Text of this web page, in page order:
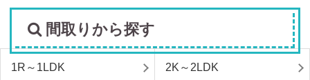
間取りから探す
1R～1LDK 2K～2LDK